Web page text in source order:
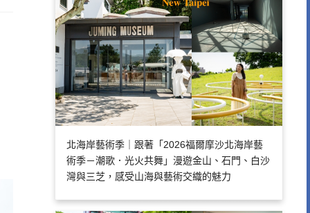
北海岸藝術季｜跟著「2026福爾摩沙北海岸藝
術季－潮歌．光火共舞」漫遊金山、石門、白沙
灣與三芝，感受山海與藝術交織的魅力